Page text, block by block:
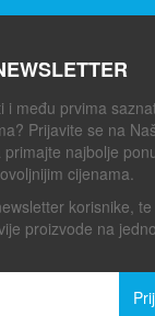
i među prvima
Prijavite se na Naš
najbolje
cijenama.
korisnike,
proizvode na